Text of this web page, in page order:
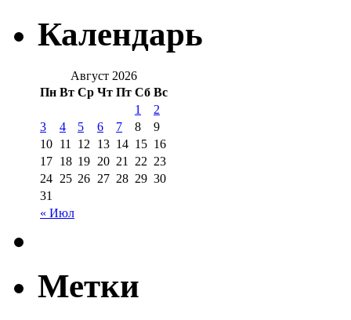
Календарь
Август 2026
Пн Вт Ср Чт Пт Сб Вс
« Июл
1
2
3
4 5 6 7 8
9
10 11 12 13 14 15 16
17 18 19 20 21 22 23
24 25 26 27 28 29 30
31
Метки